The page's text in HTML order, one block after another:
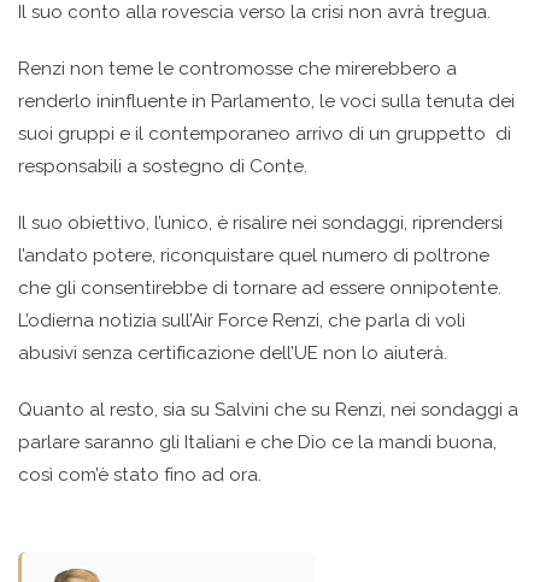
Il suo conto alla rovescia verso la crisi non avrà tregua.
Renzi non teme le contromosse che mirerebbero a
renderlo ininfluente in Parlamento, le voci sulla tenuta dei
suoi gruppi e il contemporaneo arrivo di un gruppetto di
responsabili a sostegno di Conte.
Il suo obiettivo, l’unico, è risalire nei sondaggi, riprendersi
l’andato potere, riconquistare quel numero di poltrone
che gli consentirebbe di tornare ad essere onnipotente.
L’odierna notizia sull’Air Force Renzi, che parla di voli
abusivi senza certificazione dell’UE non lo aiuterà.
Quanto al resto, sia su Salvini che su Renzi, nei sondaggi a
parlare saranno gli Italiani e che Dio ce la mandi buona,
così com’è stato fino ad ora.